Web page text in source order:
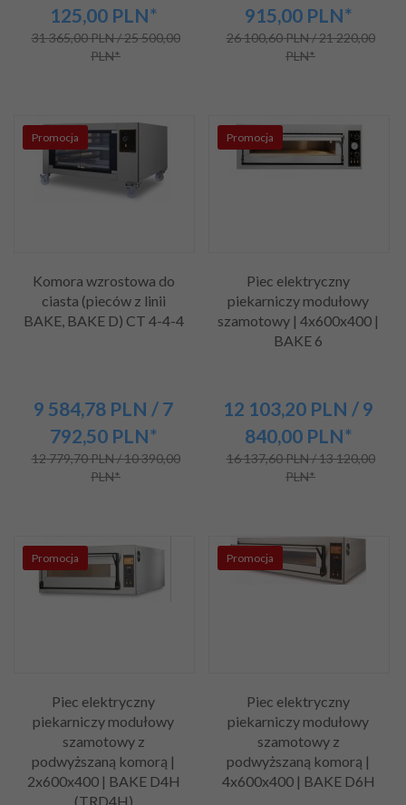
125,00 PLN*
31 365,00 PLN / 25 500,00
PLN*
915,00 PLN*
26 100,60 PLN / 21 220,00
PLN*
Promocja
Komora wzrostowa do
ciasta (pieców z linii
BAKE, BAKE D) CT 4-4-4
9 584,78 PLN / 7
792,50 PLN*
12 779,70 PLN / 10 390,00
PLN*
Promocja
Piec elektryczny
piekarniczy modułowy
szamotowy | 4x600x400 |
BAKE 6
12 103,20 PLN / 9
840,00 PLN*
16 137,60 PLN / 13 120,00
PLN*
Promocja
Piec elektryczny
piekarniczy modułowy
szamotowy z
podwyższaną komorą |
2x600x400 | BAKE D4H
(TRD4H)
Promocja
Piec elektryczny
piekarniczy modułowy
szamotowy z
podwyższaną komorą |
4x600x400 | BAKE D6H